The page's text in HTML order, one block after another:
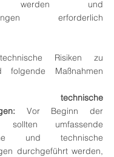
werden und
erforderlich
Risiken zu
folgende Maßnahmen
technische
Vor Beginn der
sollten umfassende
und technische
durchgeführt werden,